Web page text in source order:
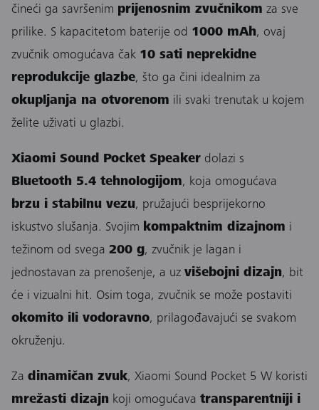
čineći ga savršenim prijenosnim zvučnikom za sve
prilike. S kapacitetom baterije od 1000 mAh, ovaj
zvučnik omogućava čak 10 sati neprekidne
reprodukcije glazbe, što ga čini idealnim za
okupljanja na otvorenom ili svaki trenutak u kojem
želite uživati u glazbi.
Xiaomi Sound Pocket Speaker dolazi s
Bluetooth 5.4 tehnologijom, koja omogućava
brzu i stabilnu vezu, pružajući besprijekorno
iskustvo slušanja. Svojim kompaktnim dizajnom i
težinom od svega 200 g, zvučnik je lagan i
jednostavan za prenošenje, a uz višebojni dizajn, bit
će i vizualni hit. Osim toga, zvučnik se može postaviti
okomito ili vodoravno, prilagođavajući se svakom
okruženju.
Za dinamičan zvuk, Xiaomi Sound Pocket 5 W koristi
mrežasti dizajn koji omogućava transparentniji i